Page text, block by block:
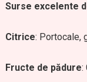
Surse excelente
Citrice: Portocale,
Fructe de pădure: